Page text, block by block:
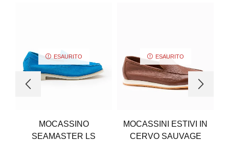
ESAURITO
MOCASSINO
SEAMASTER LS
ESAURITO
MOCASSINI ESTIVI IN
CERVO SAUVAGE